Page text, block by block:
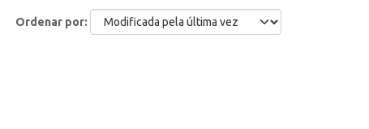
Ordenar por